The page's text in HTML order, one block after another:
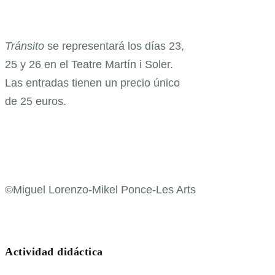
Tránsito se representará los días 23,
25 y 26 en el Teatre Martín i Soler.
Las entradas tienen un precio único
de 25 euros.
©Miguel Lorenzo-Mikel Ponce-Les Arts
Actividad didáctica